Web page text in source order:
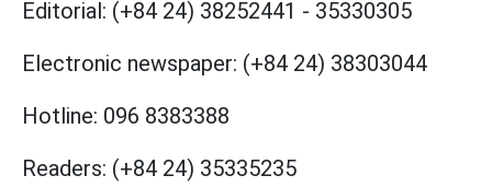
Editorial: (+84 24) 38252441 - 35330305
Electronic newspaper: (+84 24) 38303044
Hotline: 096 8383388
Readers: (+84 24) 35335235